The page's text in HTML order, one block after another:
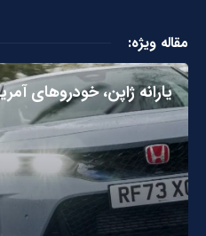
مقاله ویژه:
یارانه ژاپن، خودروهای